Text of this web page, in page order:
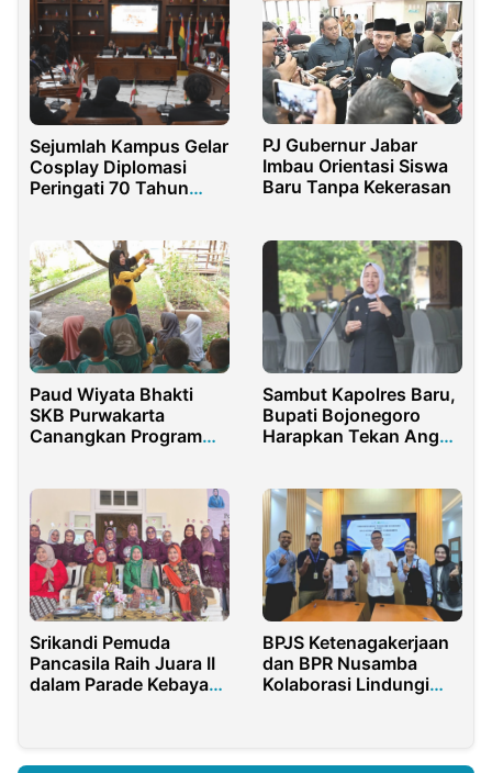
Sejumlah Kampus Gelar
Cosplay Diplomasi
Peringati 70 Tahun
PJ Gubernur Jabar
Imbau Orientasi Siswa
Baru Tanpa Kekerasan
Paud Wiyata Bhakti
SKB Purwakarta
Canangkan Program
Sambut Kapolres Baru,
Bupati Bojonegoro
Harapkan Tekan Angka
Srikandi Pemuda
Pancasila Raih Juara II
dalam Parade Kebaya
BPJS Ketenagakerjaan
dan BPR Nusamba
Kolaborasi Lindungi